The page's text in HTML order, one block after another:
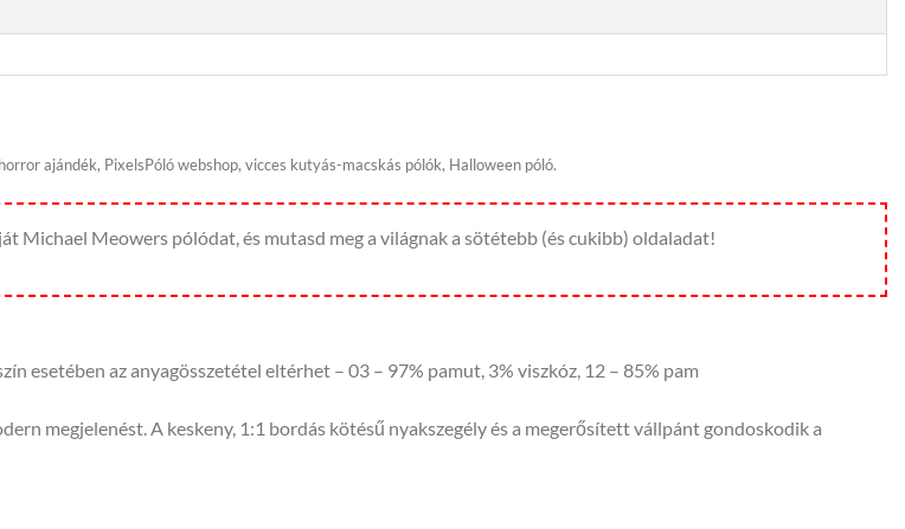
ajándék, PixelsPóló webshop, vicces kutyás-macskás pólók, Halloween póló.
Michael Meowers pólódat, és mutasd meg a világnak a sötétebb (és cukibb) oldaladat!
esetében az anyagösszetétel eltérhet – 03 – 97% pamut, 3% viszkóz, 12 – 85% pam
megjelenést. A keskeny, 1:1 bordás kötésű nyakszegély és a megerősített vállpánt gondoskodik a